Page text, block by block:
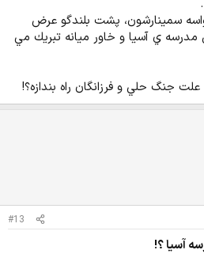
سمينارشون، پشت بلندگو عرض
مدرسه ي آسيا و خاور ميانه تبريك مي
جنگ حلي و فرزانگان راه بندازه؟!
#13
آسیا ؟!